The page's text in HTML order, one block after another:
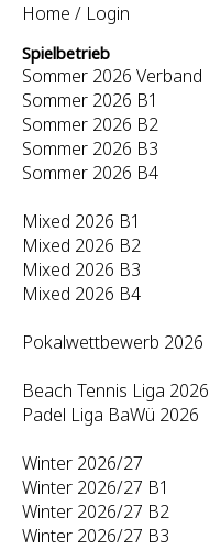
Home / Login
Spielbetrieb
Sommer 2026 Verband
Sommer 2026 B1
Sommer 2026 B2
Sommer 2026 B3
Sommer 2026 B4
Mixed 2026 B1
Mixed 2026 B2
Mixed 2026 B3
Mixed 2026 B4
Pokalwettbewerb 2026
Beach Tennis Liga 2026
Padel Liga BaWü 2026
Winter 2026/27
Winter 2026/27 B1
Winter 2026/27 B2
Winter 2026/27 B3